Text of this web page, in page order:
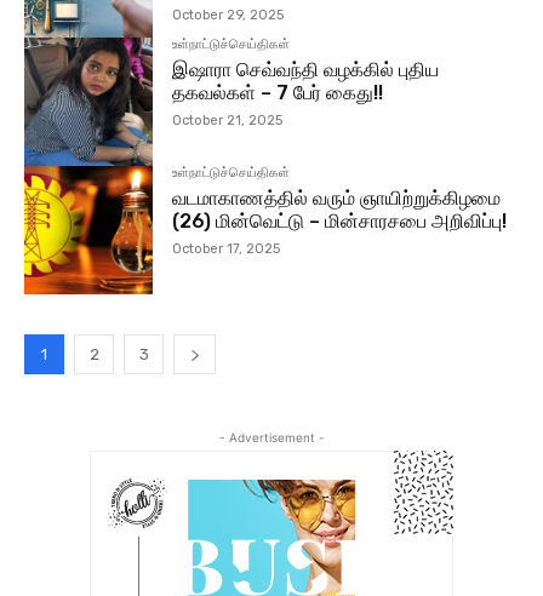
October 29, 2025
உள்நாட்டுச்செய்திகள்
இஷாரா செவ்வந்தி வழக்கில் புதிய
தகவல்கள் – 7 பேர் கைது!!
October 21, 2025
உள்நாட்டுச்செய்திகள்
வடமாகாணத்தில் வரும் ஞாயிற்றுக்கிழமை
(26) மின்வெட்டு – மின்சாரசபை அறிவிப்பு!
October 17, 2025
1 2 3
- Advertisement -